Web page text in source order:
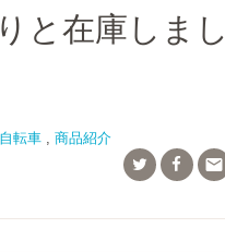
と在庫しまし
転車 , 商品紹介
